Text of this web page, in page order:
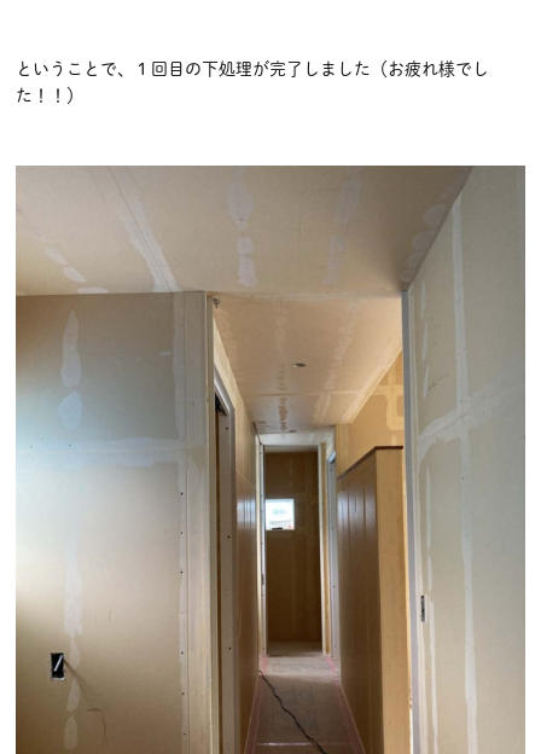
ということで、１回目の下処理が完了しました（お疲れ様でし
た！！）